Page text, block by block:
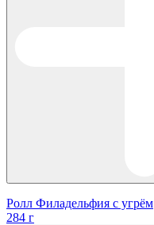
Ролл Филадельфия с угрём
284 г